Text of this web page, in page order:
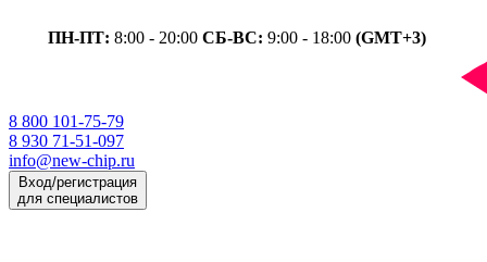
ПН-ПТ: 8:00 - 20:00 СБ-ВС: 9:00 - 18:00 (GMT+3)
8 800 101-75-79
8 930 71-51-097
info@new-chip.ru
Вход/регистрация
для специалистов